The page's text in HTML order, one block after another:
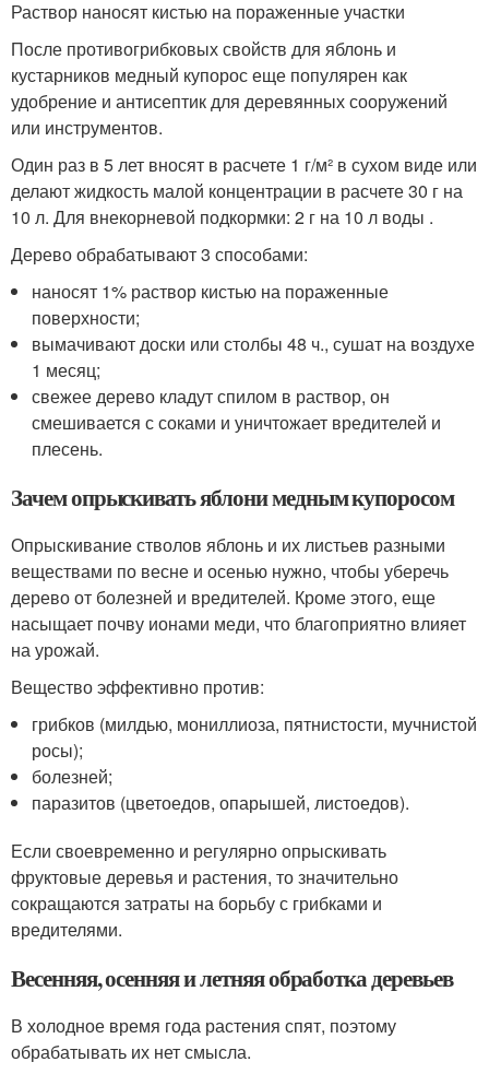
Раствор наносят кистью на пораженные участки
После противогрибковых свойств для яблонь и
кустарников медный купорос еще популярен как
удобрение и антисептик для деревянных сооружений
или инструментов.
Один раз в 5 лет вносят в расчете 1 г/м² в сухом виде или
делают жидкость малой концентрации в расчете 30 г на
10 л. Для внекорневой подкормки: 2 г на 10 л воды .
Дерево обрабатывают 3 способами:
наносят 1% раствор кистью на пораженные
поверхности;
вымачивают доски или столбы 48 ч., сушат на воздухе
1 месяц;
свежее дерево кладут спилом в раствор, он
смешивается с соками и уничтожает вредителей и
плесень.
Зачем опрыскивать яблони медным купоросом
Опрыскивание стволов яблонь и их листьев разными
веществами по весне и осенью нужно, чтобы уберечь
дерево от болезней и вредителей. Кроме этого, еще
насыщает почву ионами меди, что благоприятно влияет
на урожай.
Вещество эффективно против:
грибков (милдью, мониллиоза, пятнистости, мучнистой
росы);
болезней;
паразитов (цветоедов, опарышей, листоедов).
Если своевременно и регулярно опрыскивать
фруктовые деревья и растения, то значительно
сокращаются затраты на борьбу с грибками и
вредителями.
Весенняя, осенняя и летняя обработка деревьев
В холодное время года растения спят, поэтому
обрабатывать их нет смысла.